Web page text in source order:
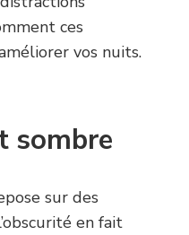
ces
vos nuits.
sombre
sur des
en fait